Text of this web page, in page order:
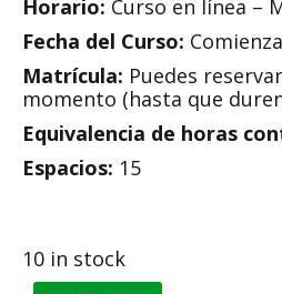
$110.00.$100.00.
Horario: Curso en línea –
Fecha del Curso:
Matrícula: Puedes
momento (hasta que
Equivalencia de horas
Espacios: 15
10 in stock